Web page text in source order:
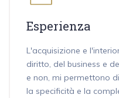
Esperienza
L'acquisizione e
diritto, del business e
e non, mi permettono
la specificità e la